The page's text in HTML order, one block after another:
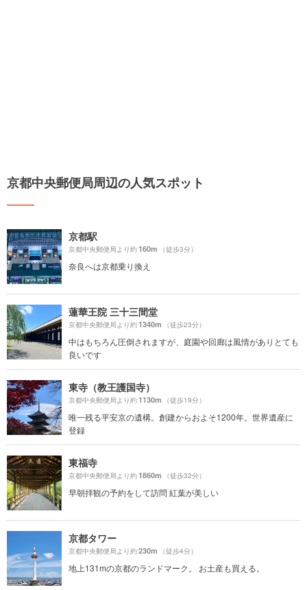
京都中央郵便局周辺の人気スポット
京都駅
京都中央郵便局より約160m （徒歩3分）
奈良へは京都乗り換え
蓮華王院 三十三間堂
京都中央郵便局より約1340m （徒歩23分）
中はもちろん圧倒されますが、庭園や回廊は風情がありとても
良いです
東寺（教王護国寺）
京都中央郵便局より約1130m （徒歩19分）
唯一残る平安京の遺構。創建からおよそ1200年。世界遺産に
登録
東福寺
京都中央郵便局より約1860m （徒歩32分）
早朝拝観の予約をして訪問 紅葉が美しい
京都タワー
京都中央郵便局より約230m （徒歩4分）
地上131mの京都のランドマーク。 お土産も買える。